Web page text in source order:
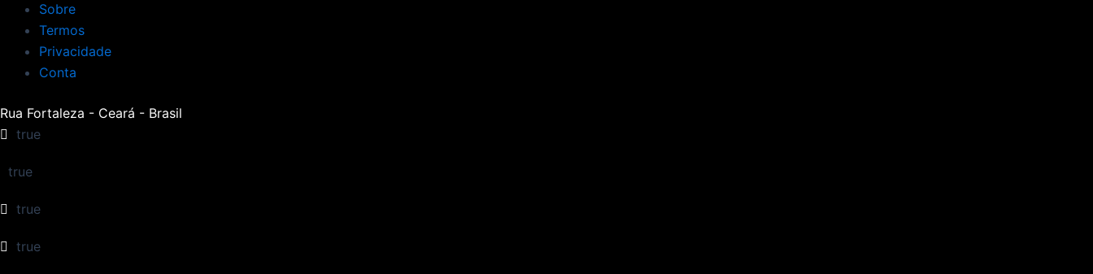
Sobre
Termos
Privacidade
Conta
Rua Fortaleza - Ceará - Brasil
true
true
true
true